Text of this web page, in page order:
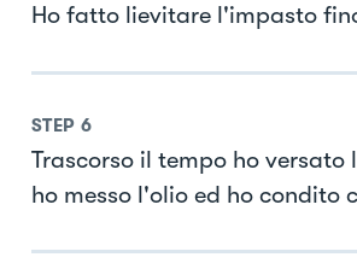
Ho fatto lievitare l'impasto
STEP 6
Trascorso il tempo ho
ho messo l'olio ed ho condito